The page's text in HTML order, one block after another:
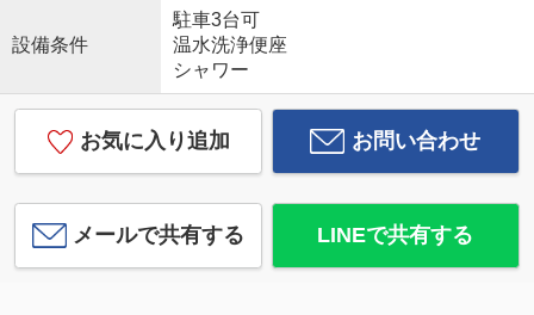
設備条件
駐車3台可
温水洗浄便座
シャワー
お気に入り追加 お問い合わせ
メールで共有する LINEで共有する